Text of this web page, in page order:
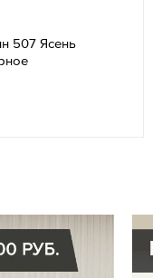
507 Ясень